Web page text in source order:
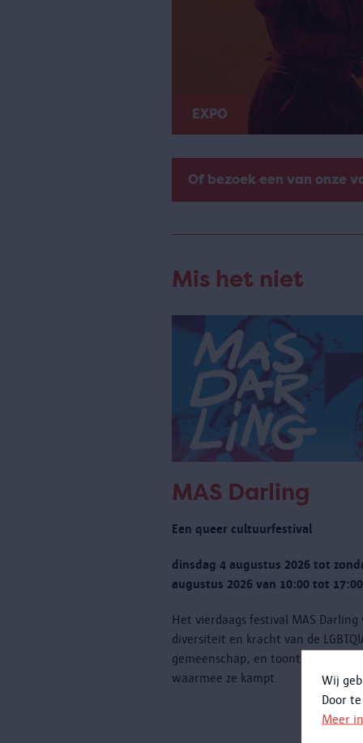
Wij
Door
Meer
EXPO
Of bezoek een van onze
Mis het niet
MAS Darling
Een queer cultuurfestival
dinsdag 4 augustus 2026 tot
augustus 2026 van 10:00 tot 17:00
Het vierdaags festival MAS Darling
diversiteit en kracht van de
gemeenschap, en toont ook de
waarmee ze kampt.